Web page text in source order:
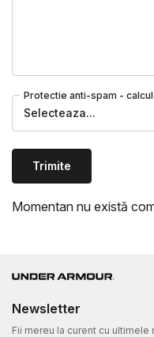
Protectie anti-spam -
Selecteaza...
Trimite
Momentan nu există
Newsletter
Fii mereu la curent cu